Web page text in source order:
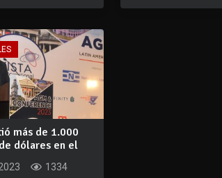
más de 1.000
dólares en el
1334